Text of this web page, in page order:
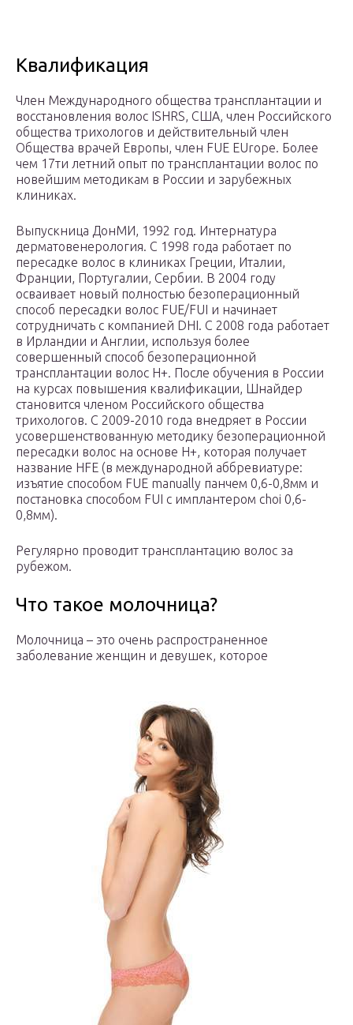
Квалификация
Член Международного общества трансплантации и
восстановления волос ISHRS, США, член Российского
общества трихологов и действительный член
Общества врачей Европы, член FUE EUrope. Более
чем 17ти летний опыт по трансплантации волос по
новейшим методикам в России и зарубежных
клиниках.
Выпускница ДонМИ, 1992 год. Интернатура
дерматовенерология. С 1998 года работает по
пересадке волос в клиниках Греции, Италии,
Франции, Португалии, Сербии. В 2004 году
осваивает новый полностью безоперационный
способ пересадки волос FUE/FUI и начинает
сотрудничать с компанией DHI. С 2008 года работает
в Ирландии и Англии, используя более
совершенный способ безоперационной
трансплантации волос Н+. После обучения в России
на курсах повышения квалификации, Шнайдер
становится членом Российского общества
трихологов. С 2009-2010 года внедряет в России
усовершенствованную методику безоперационной
пересадки волос на основе Н+, которая получает
название HFE (в международной аббревиатуре:
изъятие способом FUE manually панчем 0,6-0,8мм и
постановка способом FUI с имплантером choi 0,6-
0,8мм).
Регулярно проводит трансплантацию волос за
рубежом.
Что такое молочница?
Молочница – это очень распространенное
заболевание женщин и девушек, которое